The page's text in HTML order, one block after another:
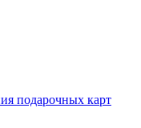
подарочных карт